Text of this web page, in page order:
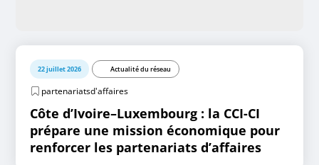
22 juillet 2026 Actualité du réseau
partenariatsd'affaires
Côte d’Ivoire–Luxembourg : la CCI-CI
prépare une mission économique pour
renforcer les partenariats d’affaires